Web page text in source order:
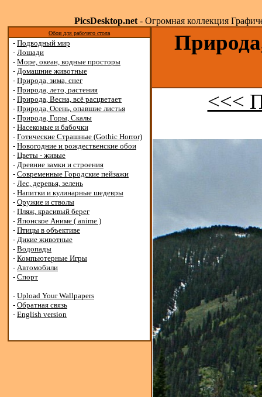
PicsDesktop.net- Огромная коллекция
Обои для рабочего стола
- Подводный мир
- Лошади
- Море, океан, водные просторы
- Домашние животные
- Природа, зима, снег
- Природа, лето, растения
- Природа, Весна, всё расцветает
- Природа, Осень, опавшие листья
- Природа, Горы, Скалы
- Насекомые и бабочки
- Готические Страшные (Gothic Horror)
- Новогодние и рождественские обои
- Цветы - живые
- Древние замки и строения
- Современные Городские пейзажи
- Лес, деревья, зелень
- Напитки и кулинарные шедевры
- Оружие и стволы
- Пляж, красивый берег
- Японское Аниме ( anime )
- Птицы в объективе
- Дикие животные
- Водопады
- Компьютерные Игры
- Автомобили
- Спорт
- Upload Your Wallpapers
- Обратная связь
- English version
<<<